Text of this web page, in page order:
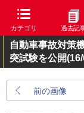
カテゴリ 過去記
自動車事故対策
突試験を公開
前の画像